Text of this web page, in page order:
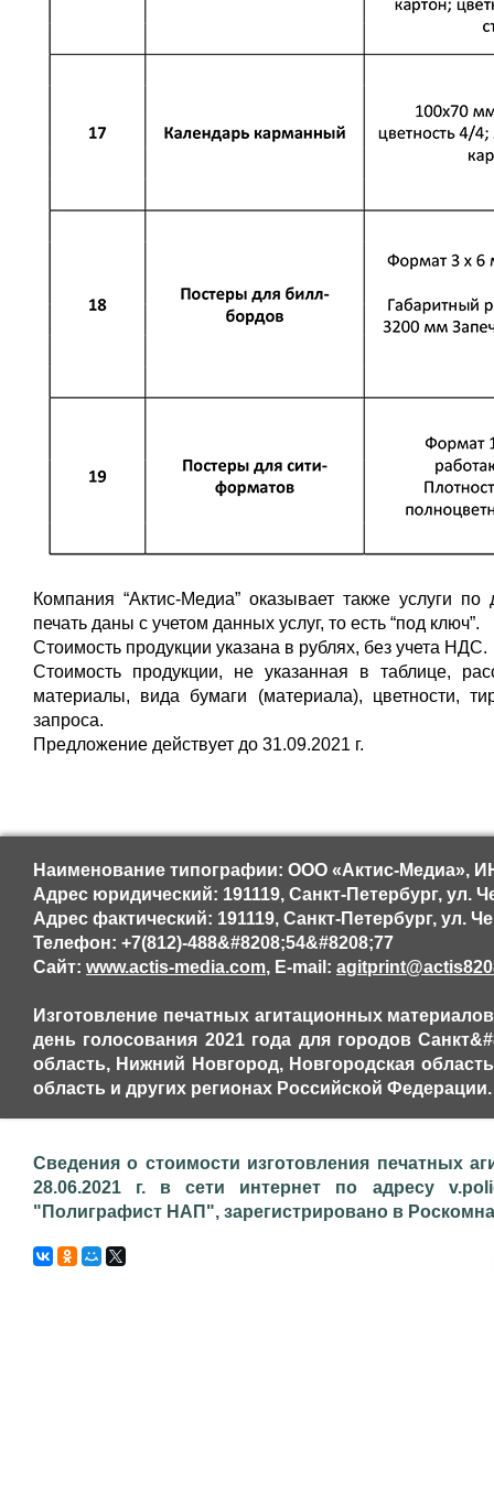
Компания “Актис‐Медиа” оказывает также услуги
печать даны с учетом данных услуг, то есть “под ключ”.
Стоимость продукции указана в рублях, без учета НДС.
Стоимость продукции, не указанная в таблице,
материалы, вида бумаги (материала), цветности,
запроса.
Предложение действует до 31.09.2021 г.
Наименование типографии: ООО «Актис-Медиа»,
Адрес юридический: 191119, Санкт-Петербург, ул.
Адрес фактический: 191119, Санкт-Петербург, ул.
Телефон: +7(812)-488&#8208;54&#8208;77
Сайт: www.actis-media.com, E-mail:
Изготовление печатных агитационных
день голосования 2021 года для городов
область, Нижний Новгород, Новгородская
область и других регионах Российской Федерации.
Сведения о стоимости изготовления печатных
28.06.2021 г. в сети интернет по адресу
"Полиграфист НАП", зарегистрировано в